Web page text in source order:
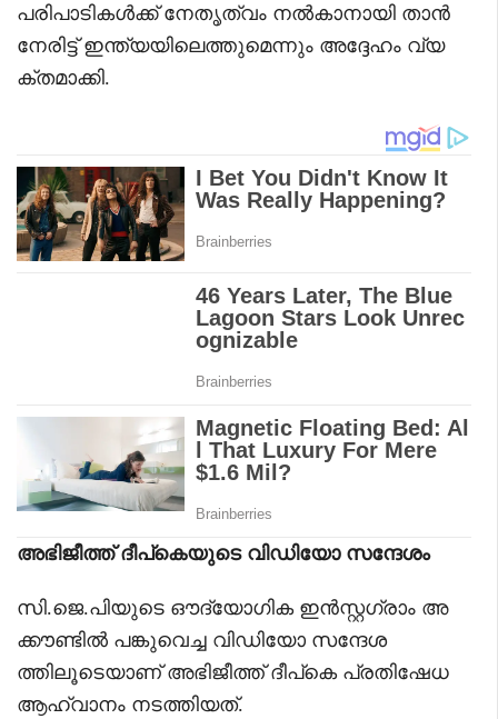
പരിപാടികൾക്ക് നേതൃത്വം നൽകാനായി താൻ
നേരിട്ട് ഇന്ത്യയിലെത്തുമെന്നും അദ്ദേഹം വ്യ
ക്തമാക്കി.
അഭിജീത്ത് ദീപ്കെയുടെ വിഡിയോ സന്ദേശം
സി.ജെ.പിയുടെ ഔദ്യോഗിക ഇൻസ്റ്റഗ്രാം അ
ക്കൗണ്ടിൽ പങ്കുവെച്ച വിഡിയോ സന്ദേശ
ത്തിലൂടെയാണ് അഭിജീത്ത് ദീപ്കെ പ്രതിഷേധ
ആഹ്വാനം നടത്തിയത്.